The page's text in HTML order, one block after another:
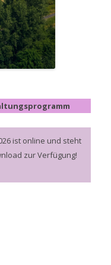
ist online und steht
zur Verfügung!